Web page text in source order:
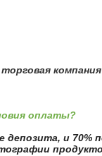
оплаты?
депозита, и 70%